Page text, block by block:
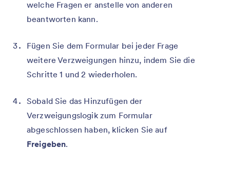
welche Fragen er anstelle von anderen
beantworten kann.
Fügen Sie dem Formular bei jeder Frage
weitere Verzweigungen hinzu, indem Sie die
Schritte 1 und 2 wiederholen.
Sobald Sie das Hinzufügen der
Verzweigungslogik zum Formular
abgeschlossen haben, klicken Sie auf
Freigeben.